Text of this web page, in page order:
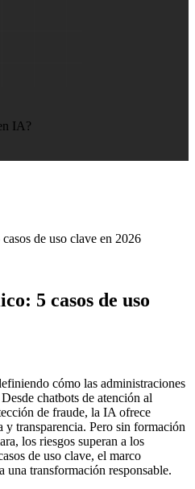
IA?
de uso clave en 2026
5 casos de uso
cómo las administraciones
chatbots de atención al
de fraude, la IA ofrece
y transparencia. Pero sin formación
los riesgos superan a los
de uso clave, el marco
una transformación responsable.